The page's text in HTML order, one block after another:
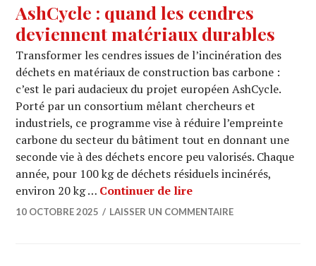
AshCycle : quand les cendres
deviennent matériaux durables
Transformer les cendres issues de l’incinération des
déchets en matériaux de construction bas carbone :
c’est le pari audacieux du projet européen AshCycle.
Porté par un consortium mêlant chercheurs et
industriels, ce programme vise à réduire l’empreinte
carbone du secteur du bâtiment tout en donnant une
seconde vie à des déchets encore peu valorisés. Chaque
année, pour 100 kg de déchets résiduels incinérés,
environ 20 kg … Continuer de lireAshCycle : quand les
10 OCTOBRE 2025 LAISSER UN COMMENTAIRE